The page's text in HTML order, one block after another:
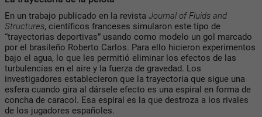
En un trabajo publicado en la revista Journal of Fluids and
Structures, científicos franceses simularon este tipo de
“trayectorias deportivas” usando como modelo un gol marcado
por el brasileño Roberto Carlos. Para ello hicieron experimentos
bajo el agua, lo que les permitió eliminar los efectos de las
turbulencias en el aire y la fuerza de gravedad. Los
investigadores establecieron que la trayectoria que sigue una
esfera cuando gira al dársele efecto es una espiral en forma de
concha de caracol. Esa espiral es la que destroza a los rivales
de los jugadores españoles.